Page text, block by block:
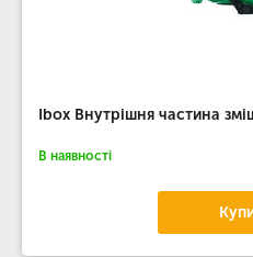
Ibox Внутрішня частина
В наявності